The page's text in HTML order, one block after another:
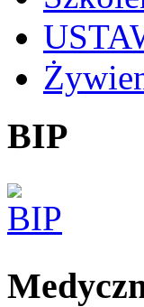
BIP